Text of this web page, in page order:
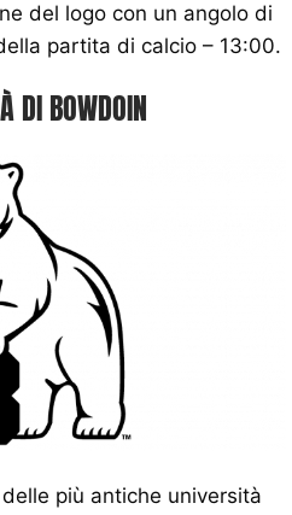
del logo con un angolo di
partita di calcio – 13:00.
DI BOWDOIN
più antiche università